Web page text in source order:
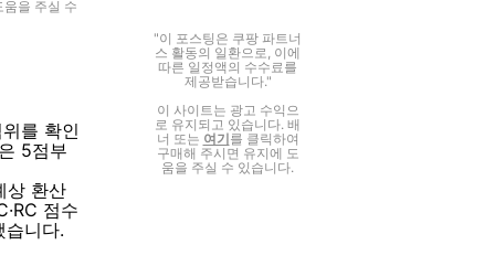
을 주실 수
를 확인
5점부
상 환산
점수
니다.
"이 포스팅은 쿠팡 파트너
스 활동의 일환으로, 이에
따른 일정액의 수수료를
제공받습니다."
이 사이트는 광고 수익으
로 유지되고 있습니다. 배
너 또는 여기를 클릭하여
구매해 주시면 유지에 도
움을 주실 수 있습니다.